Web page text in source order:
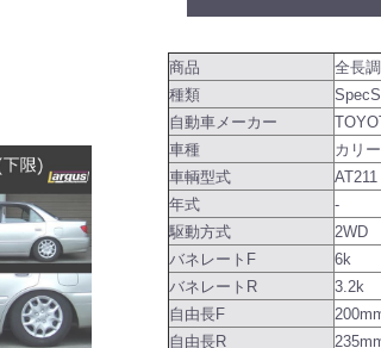
商品
全長
種類
SpecS
自動車メーカー
車種
カリ
車輌型式
AT211
年式
-
駆動方式
2WD
バネレートF
6k
バネレートR
3.2k
自由長F
自由長R